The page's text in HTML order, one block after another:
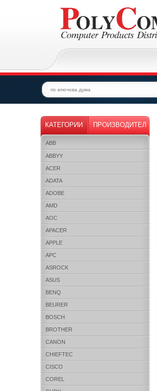
КАТЕГОРИИ ПРОИЗВОДИТЕЛ
ABB
ABBYY
ACER
ADATA
ADOBE
AMD
AOC
APACER
APPLE
APC
ASROCK
ASUS
BENQ
BEURER
BOSCH
BROTHER
CANON
CHIEFTEC
CISCO
COREL